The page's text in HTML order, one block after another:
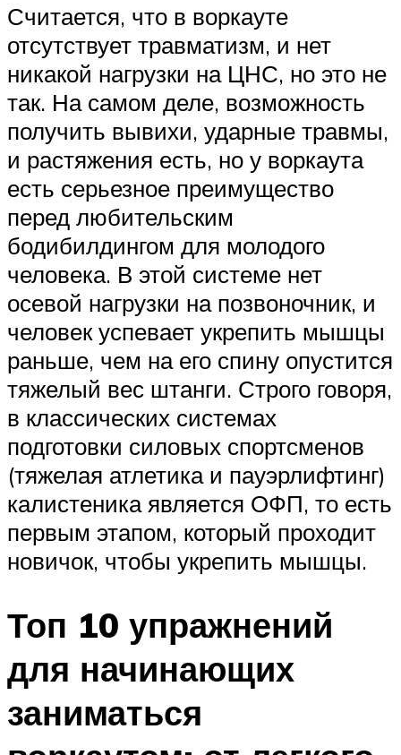
Считается, что в воркауте
отсутствует травматизм, и нет
никакой нагрузки на ЦНС, но это не
так. На самом деле, возможность
получить вывихи, ударные травмы,
и растяжения есть, но у воркаута
есть серьезное преимущество
перед любительским
бодибилдингом для молодого
человека. В этой системе нет
осевой нагрузки на позвоночник, и
человек успевает укрепить мышцы
раньше, чем на его спину опустится
тяжелый вес штанги. Строго говоря,
в классических системах
подготовки силовых спортсменов
(тяжелая атлетика и пауэрлифтинг)
калистеника является ОФП, то есть
первым этапом, который проходит
новичок, чтобы укрепить мышцы.
Топ 10 упражнений
для начинающих
заниматься